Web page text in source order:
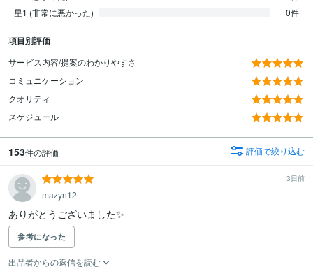
星1 (非常に悪かった)
0件
項目別評価
サービス内容/提案のわかりやすさ
コミュニケーション
クオリティ
スケジュール
153件の評価 評価で絞り込む
3日前
mazyn12
ありがとうございました✨
参考になった
出品者からの返信を読む